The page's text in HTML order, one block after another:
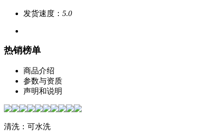
发货速度： 5.0
热销榜单
商品介绍
参数与资质
声明和说明
清洗：可水洗